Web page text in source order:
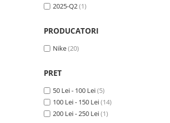
2025-Q2(1)
PRODUCATORI
Nike(20)
PRET
50 Lei - 100 Lei(5)
100 Lei - 150 Lei(14)
200 Lei - 250 Lei(1)